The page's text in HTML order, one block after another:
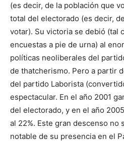
(es decir, de la población que
total del electorado (es decir,
votar). Su victoria se debió (tal
encuestas a pie de urna) al
políticas neoliberales del
de thatcherismo. Pero a partir
del partido Laborista
espectacular. En el año 2001
del electorado, y en el año
al 22%. Este gran descenso
notable de su presencia en el